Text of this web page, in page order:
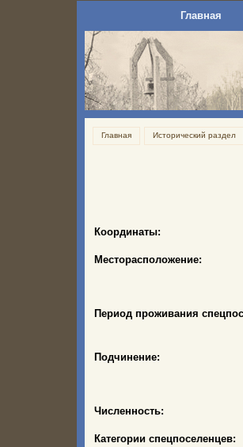
Главная
Главная Исторический раздел
Координаты:
Месторасположение:
Период проживания
Подчинение:
Численность:
Категории спецпоселенцев: